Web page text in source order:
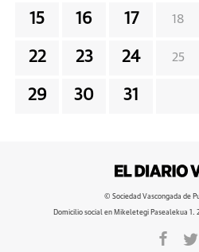
15 16 17 18
22 23 24 25
29 30 31
© Sociedad Vascongada de
Domicilio social en Mikeletegi Pasealekua